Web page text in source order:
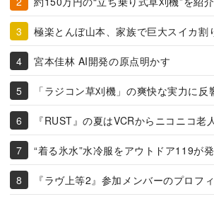
極楽とんぼ山本、家族で巨大スイカ割
宮本佳林 AI開発の原点明かす
「ラジコン草刈機」の爽快な実力に反
『RUST』の夏はVCRからニコニコ老
“着る氷水”水冷服をアウトドア119が
『ラヴ上等2』参加メンバーのプロフ